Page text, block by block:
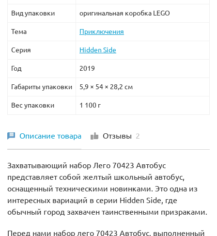
Вид упаковки оригинальная коробка LEGO
Тема Приключения
Серия Hidden Side
Год 2019
Габариты упаковки 5,9 × 54 × 28,2 см
Вес упаковки 1 100 г
Описание товара Отзывы 2
Захватывающий набор Лего 70423 Автобус
представляет собой желтый школьный автобус,
оснащенный техническими новинками. Это одна из
интересных вариаций в серии Hidden Side, где
обычный город захвачен таинственными призраками.
Перед нами набор лего 70423 Автобус, выполненный